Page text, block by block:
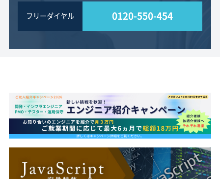
フリーダイヤル 0120-550-454